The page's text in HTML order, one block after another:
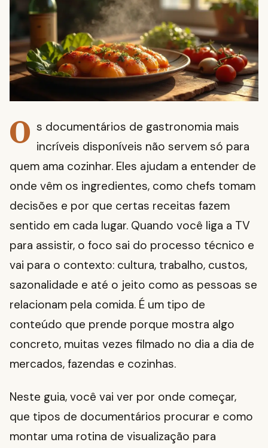
O s documentários de gastronomia mais
incríveis disponíveis não servem só para
quem ama cozinhar. Eles ajudam a entender de
onde vêm os ingredientes, como chefs tomam
decisões e por que certas receitas fazem
sentido em cada lugar. Quando você liga a TV
para assistir, o foco sai do processo técnico e
vai para o contexto: cultura, trabalho, custos,
sazonalidade e até o jeito como as pessoas se
relacionam pela comida. É um tipo de
conteúdo que prende porque mostra algo
concreto, muitas vezes filmado no dia a dia de
mercados, fazendas e cozinhas.
Neste guia, você vai ver por onde começar,
que tipos de documentários procurar e como
montar uma rotina de visualização para